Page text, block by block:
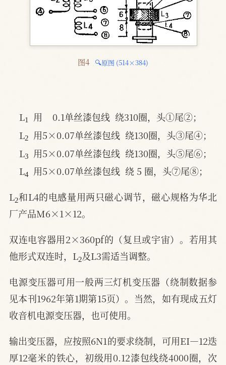
图4 🔍原图 (514×384)
L
  用    0.1单丝漆包线  绕310圈，头①尾②；
L2
  用5×0.07单丝漆包线  绕130圈，头③尾④；
L3
  用5×0.07单丝漆包线  绕130圈，头⑤尾⑥；
L4
  用5×0.07单丝漆包线  绕 5 圈，头⑦尾⑧；
L 和L4的电感量用两只磁心调节，磁心规格为华北
厂产品M6×1×12。
双连电容器用2×360pf的（复旦或宇宙）。若用其
他形式双连时，L2及L3需适当调整。
电源变压器可用一般两三灯机变压器（绕制数据参
见本刊1962年第1期第15页）。当然，如有现成五灯
收音机电源变压器，也可使用。
输出变压器，应按照6N1的要求绕制，可用EI—12迭
厚12毫米的铁心，初级用0.12漆包线绕4000圈，次